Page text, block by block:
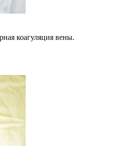
коагуляция вены.